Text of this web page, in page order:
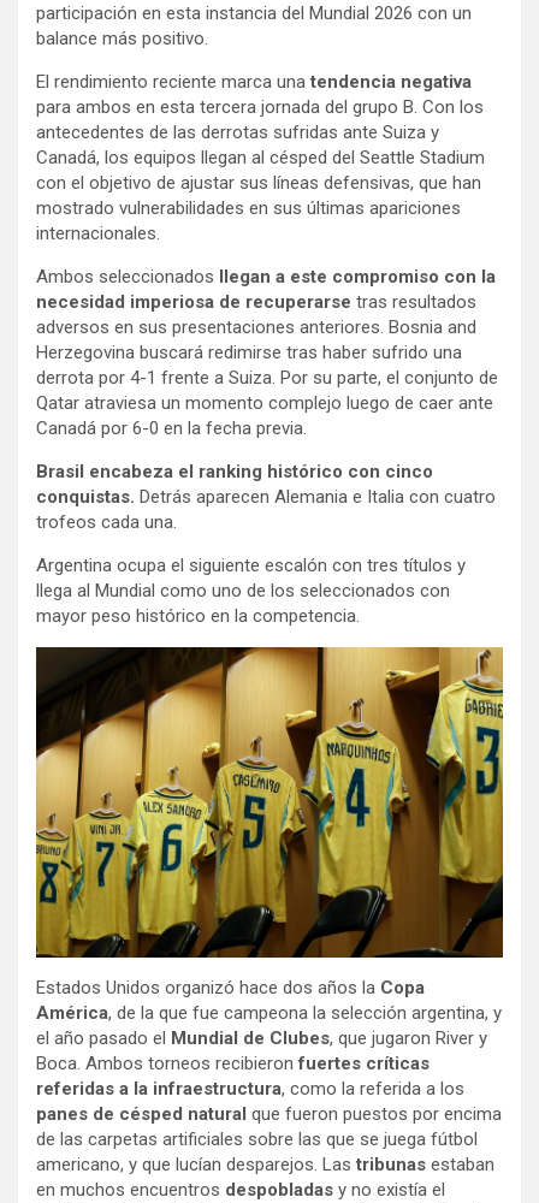
participación en esta instancia del Mundial 2026 con un
balance más positivo.
El rendimiento reciente marca unatendencia negativa
para ambos en esta tercera jornada del grupo B. Con los
antecedentes de las derrotas sufridas ante Suiza y
Canadá, los equipos llegan al césped del Seattle Stadium
con el objetivo de ajustar sus líneas defensivas, que han
mostrado vulnerabilidades en sus últimas apariciones
internacionales.
Ambos seleccionados llegan a este compromiso con la
necesidad imperiosa de recuperarse tras resultados
adversos en sus presentaciones anteriores. Bosnia and
Herzegovina buscará redimirse tras haber sufrido una
derrota por 4-1 frente a Suiza. Por su parte, el conjunto de
Qatar atraviesa un momento complejo luego de caer ante
Canadá por 6-0 en la fecha previa.
Brasil encabeza el ranking histórico con cinco
conquistas. Detrás aparecen Alemania e Italia con cuatro
trofeos cada una.
Argentina ocupa el siguiente escalón con tres títulos y
llega al Mundial como uno de los seleccionados con
mayor peso histórico en la competencia.
Estados Unidos organizó hace dos años la Copa
América, de la que fue campeona la selección argentina, y
el año pasado el Mundial de Clubes, que jugaron River y
Boca. Ambos torneos recibieronfuertes críticas
referidas a la infraestructura, como la referida a los
panes de césped natural que fueron puestos por encima
de las carpetas artificiales sobre las que se juega fútbol
americano, y que lucían desparejos. Lastribunas estaban
en muchos encuentros despobladas y no existía el